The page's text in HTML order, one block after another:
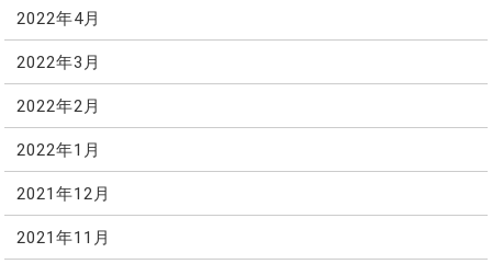
2022年4月
2022年3月
2022年2月
2022年1月
2021年12月
2021年11月